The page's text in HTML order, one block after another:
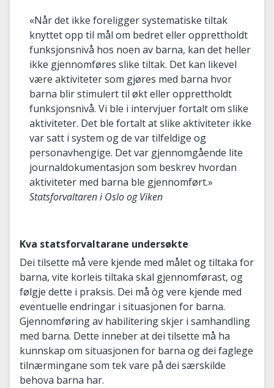
«Når det ikke foreligger systematiske tiltak
knyttet opp til mål om bedret eller opprettholdt
funksjonsnivå hos noen av barna, kan det heller
ikke gjennomføres slike tiltak. Det kan likevel
være aktiviteter som gjøres med barna hvor
barna blir stimulert til økt eller opprettholdt
funksjonsnivå. Vi ble i intervjuer fortalt om slike
aktiviteter. Det ble fortalt at slike aktiviteter ikke
var satt i system og de var tilfeldige og
personavhengige. Det var gjennomgående lite
journaldokumentasjon som beskrev hvordan
aktiviteter med barna ble gjennomført.»
Statsforvaltaren i Oslo og Viken
Kva statsforvaltarane undersøkte
Dei tilsette må vere kjende med målet og tiltaka for
barna, vite korleis tiltaka skal gjennomførast, og
følgje dette i praksis. Dei må òg vere kjende med
eventuelle endringar i situasjonen for barna.
Gjennomføring av habilitering skjer i samhandling
med barna. Dette inneber at dei tilsette må ha
kunnskap om situasjonen for barna og dei faglege
tilnærmingane som tek vare på dei særskilde
behova barna har.